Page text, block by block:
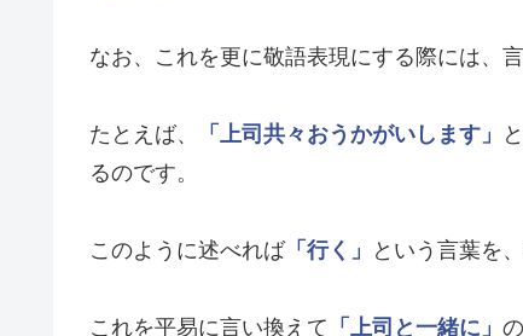
なお、これを更に敬語表現にする際には、
たとえば、 「上司共々おうかがいします」
るのです。
このように述べれば「行く」 という言葉を
これを平易に言い換えて 「上司と一緒に」